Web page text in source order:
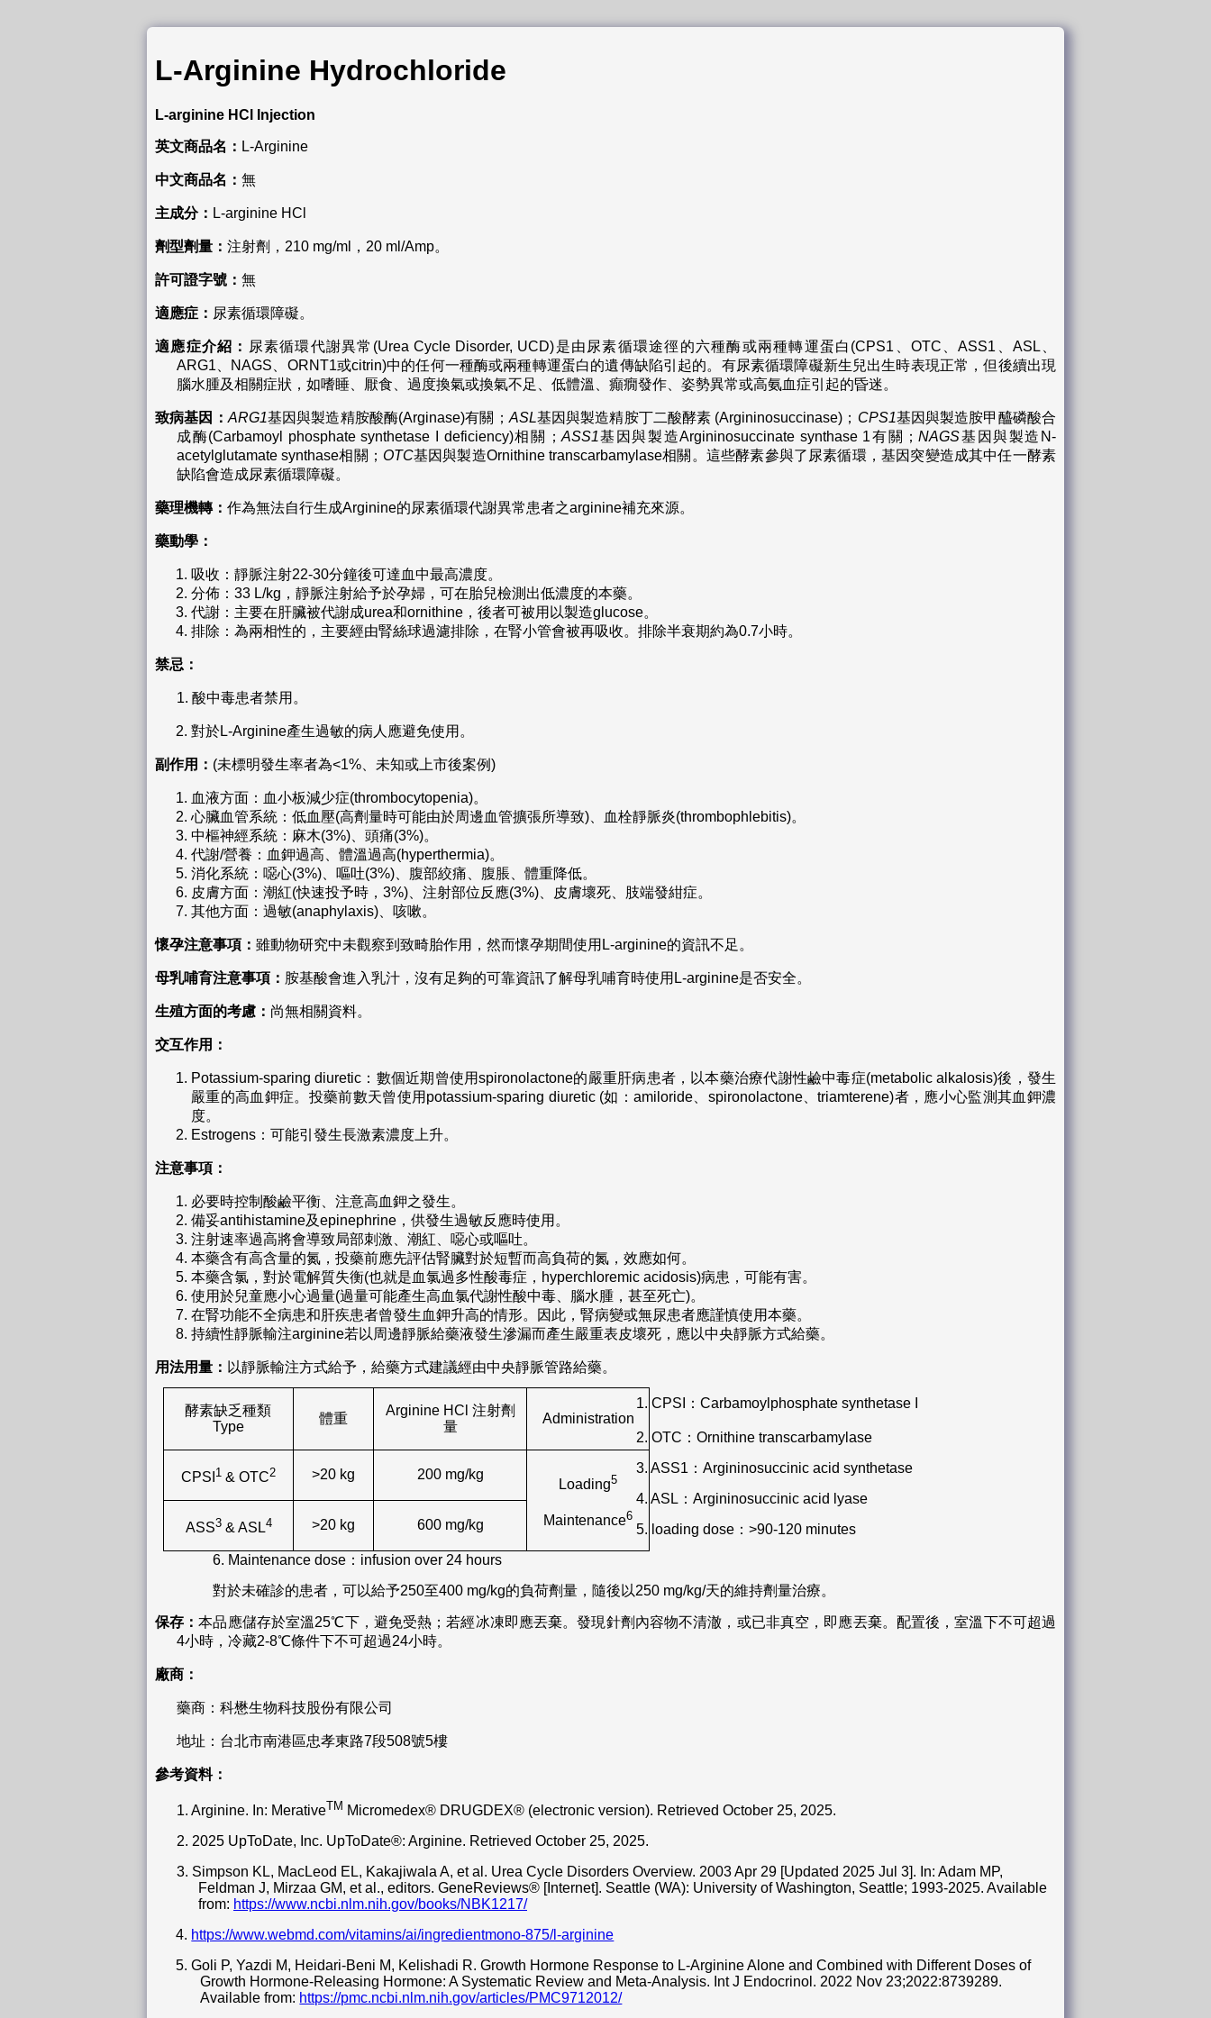
L-Arginine Hydrochloride
L-arginine HCl Injection
英文商品名： L-Arginine
中文商品名： 無
主成分： L-arginine HCl
劑型劑量： 注射劑，210 mg/ml，20 ml/Amp。
許可證字號： 無
適應症： 尿素循環障礙。
適應症介紹： 尿素循環代謝異常(Urea Cycle Disorder, UCD)是由尿素循環途徑的六種酶或兩種轉運蛋白(CPS1、OTC、ASS1、ASL、
ARG1、NAGS、ORNT1或citrin)中的任何一種酶或兩種轉運蛋白的遺傳缺陷引起的。有尿素循環障礙新生兒出生時表現正常，但後續出現
腦水腫及相關症狀，如嗜睡、厭食、過度換氣或換氣不足、低體溫、癲癇發作、姿勢異常或高氨血症引起的昏迷。
致病基因： ARG1基因與製造精胺酸酶(Arginase)有關； ASL基因與製造精胺丁二酸酵素 (Argininosuccinase)； CPS1基因與製造胺甲醯磷酸合
成酶(Carbamoyl phosphate synthetase I deficiency)相關； ASS1基因與製造Argininosuccinate synthase 1有關；NAGS基因與製造N-
acetylglutamate synthase相關； OTC基因與製造Ornithine transcarbamylase相關。這些酵素參與了尿素循環，基因突變造成其中任一酵素
缺陷會造成尿素循環障礙。
藥理機轉： 作為無法自行生成Arginine的尿素循環代謝異常患者之arginine補充來源。
藥動學：
吸收：靜脈注射22-30分鐘後可達血中最高濃度。
分佈：33 L/kg，靜脈注射給予於孕婦，可在胎兒檢測出低濃度的本藥。
代謝：主要在肝臟被代謝成urea和ornithine，後者可被用以製造glucose。
排除：為兩相性的，主要經由腎絲球過濾排除，在腎小管會被再吸收。排除半衰期約為0.7小時。
禁忌：
1. 酸中毒患者禁用。
對於L-Arginine產生過敏的病人應避免使用。
副作用： (未標明發生率者為<1%、未知或上市後案例)
血液方面：血小板減少症(thrombocytopenia)。
心臟血管系統：低血壓(高劑量時可能由於周邊血管擴張所導致)、血栓靜脈炎(thrombophlebitis)。
中樞神經系統：麻木(3%)、頭痛(3%)。
代謝/營養：血鉀過高、體溫過高(hyperthermia)。
消化系統：噁心(3%)、嘔吐(3%)、腹部絞痛、腹脹、體重降低。
皮膚方面：潮紅(快速投予時，3%)、注射部位反應(3%)、皮膚壞死、肢端發紺症。
其他方面：過敏(anaphylaxis)、咳嗽。
懷孕注意事項： 雖動物研究中未觀察到致畸胎作用，然而懷孕期間使用L-arginine的資訊不足。
母乳哺育注意事項： 胺基酸會進入乳汁，沒有足夠的可靠資訊了解母乳哺育時使用L-arginine是否安全。
生殖方面的考慮： 尚無相關資料。
交互作用：
Potassium-sparing diuretic：數個近期曾使用spironolactone的嚴重肝病患者，以本藥治療代謝性鹼中毒症(metabolic alkalosis)後，發生
嚴重的高血鉀症。投藥前數天曾使用potassium-sparing diuretic (如：amiloride、spironolactone、triamterene)者，應小心監測其血鉀濃
度。
Estrogens：可能引發生長激素濃度上升。
注意事項：
必要時控制酸鹼平衡、注意高血鉀之發生。
備妥antihistamine及epinephrine，供發生過敏反應時使用。
注射速率過高將會導致局部刺激、潮紅、噁心或嘔吐。
本藥含有高含量的氮，投藥前應先評估腎臟對於短暫而高負荷的氮，效應如何。
本藥含氯，對於電解質失衡(也就是血氯過多性酸毒症，hyperchloremic acidosis)病患，可能有害。
使用於兒童應小心過量(過量可能產生高血氯代謝性酸中毒、腦水腫，甚至死亡)。
在腎功能不全病患和肝疾患者曾發生血鉀升高的情形。因此，腎病變或無尿患者應謹慎使用本藥。
持續性靜脈輸注arginine若以周邊靜脈給藥液發生滲漏而產生嚴重表皮壞死，應以中央靜脈方式給藥。
用法用量： 以靜脈輸注方式給予，給藥方式建議經由中央靜脈管路給藥。
酵素缺乏種類
Type
體重
Arginine HCl 注射劑
量
Administration
CPSI 1 & OTC2 >20 kg 200 mg/kg
Loading5
Maintenance6
ASS3& ASL4 >20 kg 600 mg/kg
1. CPSI：Carbamoylphosphate synthetase I
2.OTC：Ornithine transcarbamylase
3.ASS1：Argininosuccinic acid synthetase
4.ASL：Argininosuccinic acid lyase
5. loading dose：>90-120 minutes
6. Maintenance dose：infusion over 24 hours
對於未確診的患者，可以給予250至400 mg/kg的負荷劑量，隨後以250 mg/kg/天的維持劑量治療。
保存：本品應儲存於室溫25℃下，避免受熱；若經冰凍即應丟棄。發現針劑內容物不清澈，或已非真空，即應丟棄。配置後，室溫下不可超過
4小時，冷藏2-8℃條件下不可超過24小時。
廠商：
藥商：科懋生物科技股份有限公司
地址：台北市南港區忠孝東路7段508號5樓
參考資料：
1. Arginine. In: MerativeTM Micromedex® DRUGDEX® (electronic version). Retrieved October 25, 2025.
2. 2025 UpToDate, Inc. UpToDate®: Arginine. Retrieved October 25, 2025.
3. Simpson KL, MacLeod EL, Kakajiwala A, et al. Urea Cycle Disorders Overview. 2003 Apr 29 [Updated 2025 Jul 3]. In: Adam MP,
Feldman J, Mirzaa GM, et al., editors. GeneReviews® [Internet]. Seattle (WA): University of Washington, Seattle; 1993-2025. Available
from: https://www.ncbi.nlm.nih.gov/books/NBK1217/
4. https://www.webmd.com/vitamins/ai/ingredientmono-875/l-arginine
5.Goli P, Yazdi M, Heidari-Beni M, Kelishadi R. Growth Hormone Response to L-Arginine Alone and Combined with Different Doses of
Growth Hormone-Releasing Hormone: A Systematic Review and Meta-Analysis. Int J Endocrinol. 2022 Nov 23;2022:8739289.
Available from: https://pmc.ncbi.nlm.nih.gov/articles/PMC9712012/